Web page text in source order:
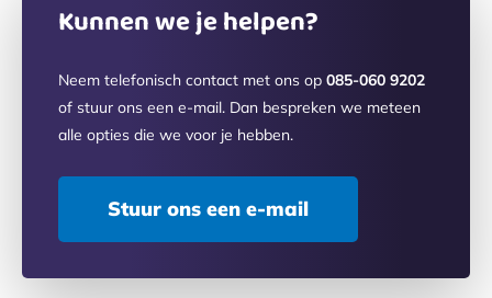
Kunnen we je helpen?
Neem telefonisch contact met ons op 085-060 9202
of stuur ons een e-mail. Dan bespreken we meteen
alle opties die we voor je hebben.
Stuur ons een e-mail